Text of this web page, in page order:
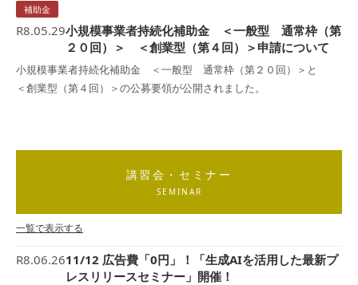
補助金
R8.05.29小規模事業者持続化補助金 ＜一般型 通常枠（第
２０回）＞ ＜創業型（第４回）＞申請について
小規模事業者持続化補助金 ＜一般型 通常枠（第２０回）＞と
＜創業型（第４回）＞の公募要領が公開されました。
講習会・セミナー
SEMINAR
一覧で表示する
R8.06.2611/12 広告費「0円」！「生成AIを活用した最新プ
レスリリースセミナー」開催！